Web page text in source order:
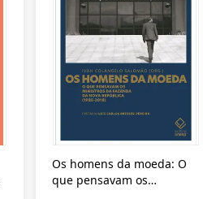
Os homens da moeda: O
que pensavam os